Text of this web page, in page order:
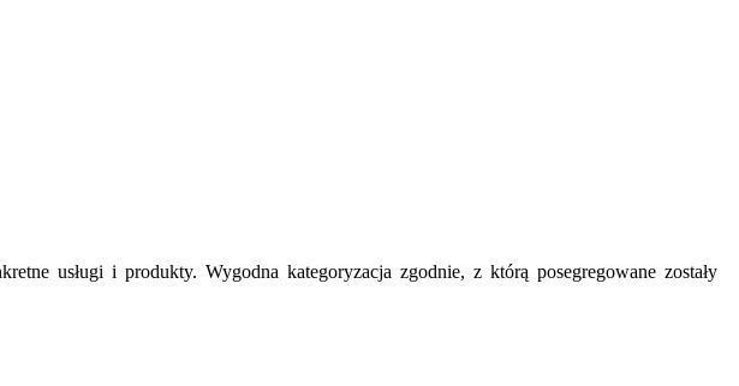
usługi i produkty. Wygodna kategoryzacja zgodnie, z którą posegregowane zostały